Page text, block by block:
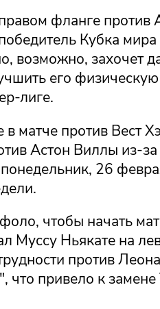
фланге против
Кубка мира
возможно, захочет
его
лиге.
матче против Вест
Астон Виллы из-
26
чтобы начать
Муссу Ньякате на
против
что привело к